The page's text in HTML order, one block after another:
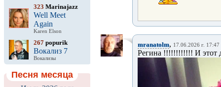
323 Marinajazz
Well Meet
Again
Karen Elson
267 popurik
Вокализ 7
Вокализы
Песня месяца
mranatolm, 17.06.2026 г. 17:47
Регина !!!!!!!!!!!! И этот